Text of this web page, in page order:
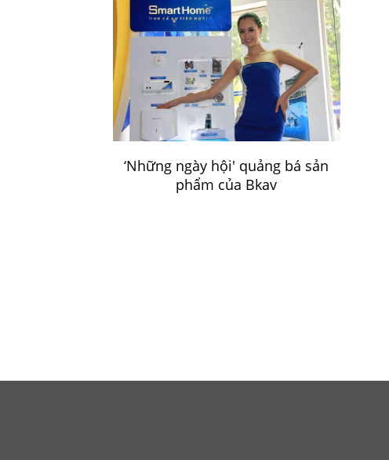
‘Những ngày hội' quảng bá sản
phẩm của Bkav